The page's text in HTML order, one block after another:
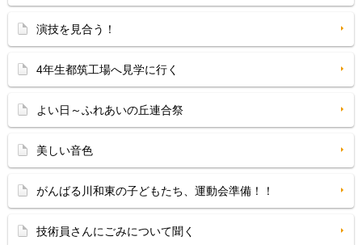
演技を見合う！
4年生都筑工場へ見学に行く
よい日～ふれあいの丘連合祭
美しい音色
がんばる川和東の子どもたち、運動会準備！！
技術員さんにごみについて聞く